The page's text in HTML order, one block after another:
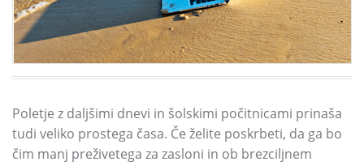
Poletje z daljšimi dnevi in šolskimi počitnicami prinaša
tudi veliko prostega časa. Če želite poskrbeti, da ga bo
čim manj preživetega za zasloni in ob brezciljnem